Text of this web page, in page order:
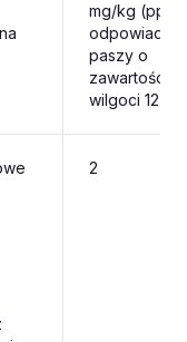
mg/kg (ppm)
paszy o
zawartości
wilgoci 12 %
2